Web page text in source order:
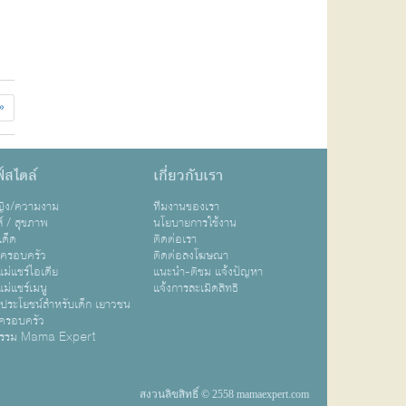
ไตล์
/ความงาม
/ สุขภาพ
ด็ด
รอบครัว
แชร์ไอเดีย
แชร์เมนู
ระโยชน์สำหรับเด็ก เยาวชน
รอบครัว
รม Mama Expert
เกี่ยวกับเรา
ทีมงานของเรา
นโยบายการใช้งาน
ติดต่อเรา
ติดต่อลงโฆษณา
แนะนำ-ติชม แจ้งปัญหา
แจ้งการละเมิดสิทธิ
สงวนลิขสิทธิ์ © 2558 mamaexpert.com